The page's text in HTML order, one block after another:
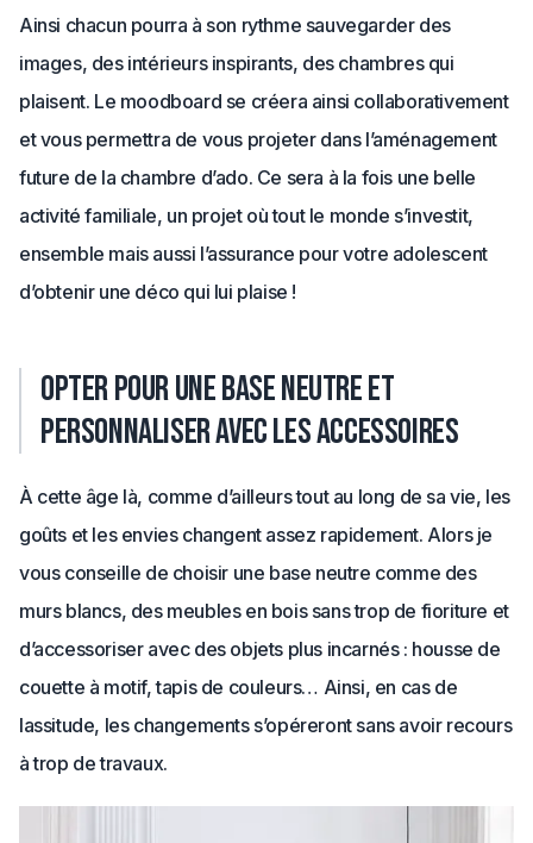
Ainsi chacun pourra à son rythme sauvegarder des
images, des intérieurs inspirants, des chambres qui
plaisent. Le moodboard se créera ainsi collaborativement
et vous permettra de vous projeter dans l’aménagement
future de la chambre d’ado. Ce sera à la fois une belle
activité familiale, un projet où tout le monde s’investit,
ensemble mais aussi l’assurance pour votre adolescent
d’obtenir une déco qui lui plaise !
Opter pour une base neutre et
personnaliser avec les accessoires
À cette âge là, comme d’ailleurs tout au long de sa vie, les
goûts et les envies changent assez rapidement. Alors je
vous conseille de choisir une base neutre comme des
murs blancs, des meubles en bois sans trop de fioriture et
d’accessoriser avec des objets plus incarnés : housse de
couette à motif, tapis de couleurs… Ainsi, en cas de
lassitude, les changements s’opéreront sans avoir recours
à trop de travaux.